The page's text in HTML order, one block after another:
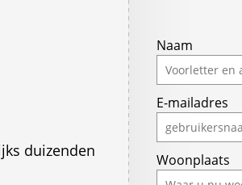
duizenden
Naam
E-mailadres
Woonplaats